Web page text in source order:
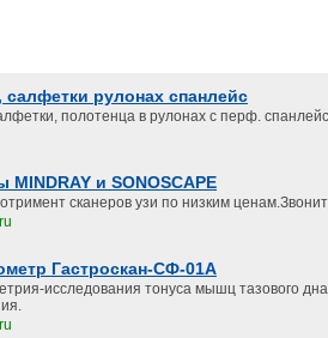
рулонах спанлейс
полотенца в рулонах с перф.
MINDRAY и SONOSCAPE
сканеров узи по низким
Гастроскан-СФ-01А
исследования тонуса мышц тазового